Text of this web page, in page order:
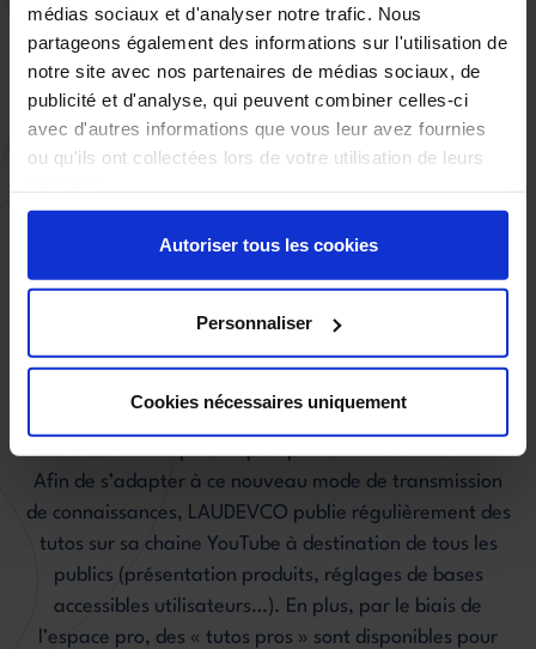
médias sociaux et d'analyser notre trafic. Nous
partageons également des informations sur l'utilisation de
notre site avec nos partenaires de médias sociaux, de
publicité et d'analyse, qui peuvent combiner celles-ci
avec d'autres informations que vous leur avez fournies
ou qu'ils ont collectées lors de votre utilisation de leurs
Autoriser tous les cookies
Personnaliser
Cookies nécessaires uniquement
Laissez-vous
guider
La vidéo est de plus en plus présente dans nos vies.
Afin de s’adapter à ce nouveau mode de transmission
de connaissances, LAUDEVCO publie régulièrement des
tutos sur sa chaine YouTube à destination de tous les
publics (présentation produits, réglages de bases
accessibles utilisateurs…). En plus, par le biais de
l’espace pro, des « tutos pros » sont disponibles pour